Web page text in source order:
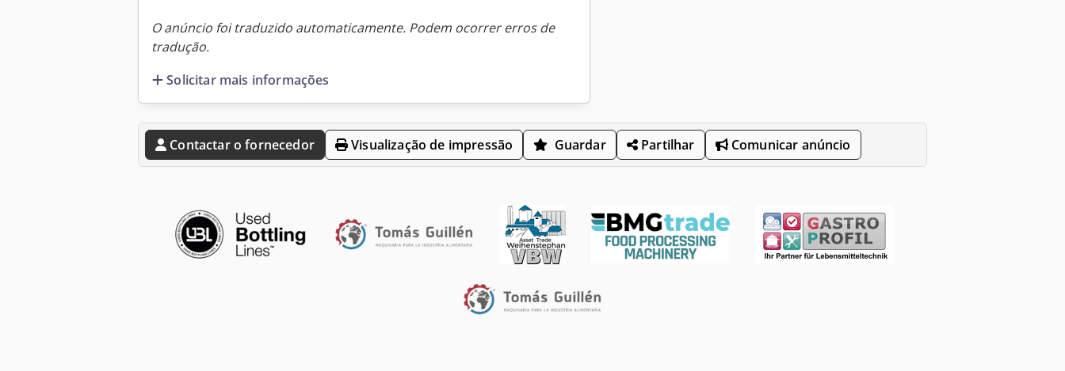
O anúncio foi traduzido automaticamente. Podem ocorrer erros de
tradução.
Solicitar mais informações
Contactar o fornecedor Visualização de impressão Guardar Partilhar Comunicar anúncio